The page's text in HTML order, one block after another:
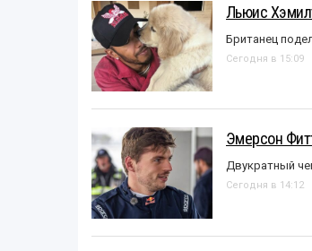
Льюис
Британец
Сегодня в 15:09
Эмерсон
Двукратный
Сегодня в 14:12